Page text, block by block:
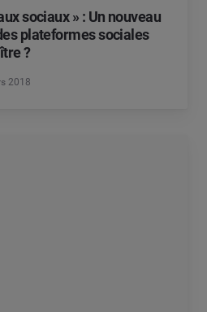
sociaux » : Un nouveau
plateformes sociales
?
2018